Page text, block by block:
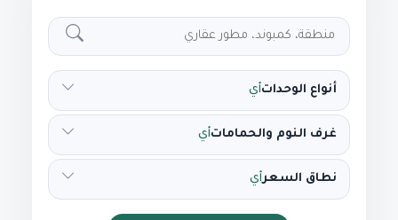
أنواع الوحداتأي
غرف النوم والحماماتأي
نطاق السعرأي